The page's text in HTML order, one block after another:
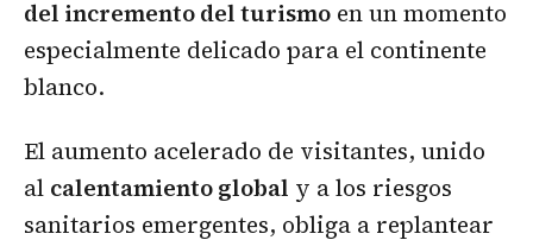
del incremento del turismo en un momento
especialmente delicado para el continente
blanco.
El aumento acelerado de visitantes, unido
al calentamiento global y a los riesgos
sanitarios emergentes, obliga a replantear